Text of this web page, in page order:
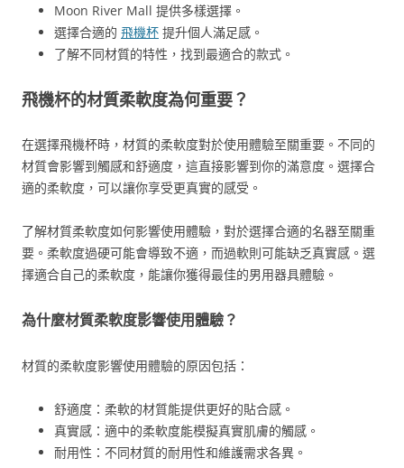
Moon River Mall 提供多樣選擇。
選擇合適的 飛機杯 提升個人滿足感。
了解不同材質的特性，找到最適合的款式。
飛機杯的材質柔軟度為何重要？
在選擇飛機杯時，材質的柔軟度對於使用體驗至關重要。不同的
材質會影響到觸感和舒適度，這直接影響到你的滿意度。選擇合
適的柔軟度，可以讓你享受更真實的感受。
了解材質柔軟度如何影響使用體驗，對於選擇合適的名器至關重
要。柔軟度過硬可能會導致不適，而過軟則可能缺乏真實感。選
擇適合自己的柔軟度，能讓你獲得最佳的男用器具體驗。
為什麼材質柔軟度影響使用體驗？
材質的柔軟度影響使用體驗的原因包括：
舒適度：柔軟的材質能提供更好的貼合感。
真實感：適中的柔軟度能模擬真實肌膚的觸感。
耐用性：不同材質的耐用性和維護需求各異。